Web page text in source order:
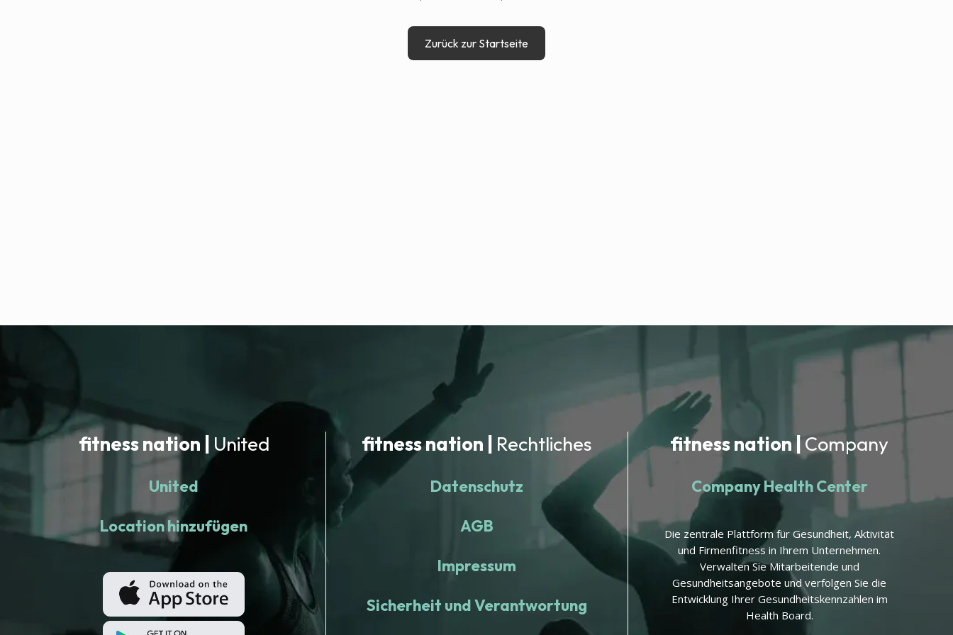
Zurück zur Startseite
fitness nation | United
United
Location hinzufügen
fitness nation | Rechtliches
Datenschutz
AGB
Impressum
Sicherheit und Verantwortung
fitness nation |Company
Company Health Center
Die zentrale Plattform für Gesundheit, Aktivität
und Firmenfitness in Ihrem Unternehmen.
Verwalten Sie Mitarbeitende und
Gesundheitsangebote und verfolgen Sie die
Entwicklung Ihrer Gesundheitskennzahlen im
Health Board.